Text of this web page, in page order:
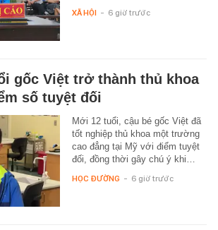
XÃ HỘI - 6 giờ trước
gốc Việt trở thành thủ khoa
số tuyệt đối
Mới 12 tuổi, cậu bé gốc Việt đã
tốt nghiệp thủ khoa một trường
cao đẳng tại Mỹ với điểm tuyệt
đối, đồng thời gây chú ý khi…
HỌC ĐƯỜNG - 6 giờ trước